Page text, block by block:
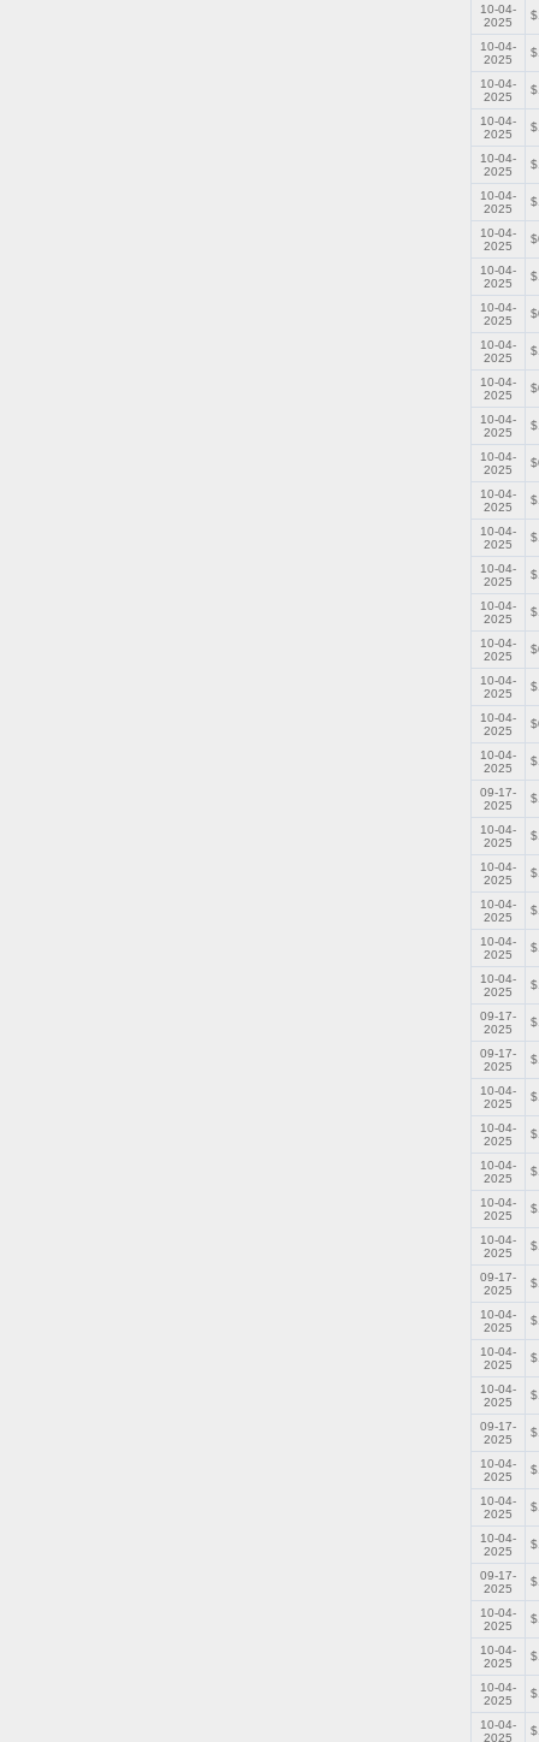
10-04-
2025
10-04-
2025
10-04-
2025
10-04-
2025
10-04-
2025
10-04-
2025
10-04-
2025
10-04-
2025
10-04-
2025
10-04-
2025
10-04-
2025
10-04-
2025
10-04-
2025
10-04-
2025
10-04-
2025
10-04-
2025
10-04-
2025
10-04-
2025
10-04-
2025
10-04-
2025
10-04-
2025
09-17-
2025
10-04-
2025
10-04-
2025
10-04-
2025
10-04-
2025
10-04-
2025
09-17-
2025
09-17-
2025
10-04-
2025
10-04-
2025
10-04-
2025
10-04-
2025
10-04-
2025
09-17-
2025
10-04-
2025
10-04-
2025
10-04-
2025
09-17-
2025
10-04-
2025
10-04-
2025
10-04-
2025
09-17-
2025
10-04-
2025
10-04-
2025
10-04-
2025
10-04-
2025